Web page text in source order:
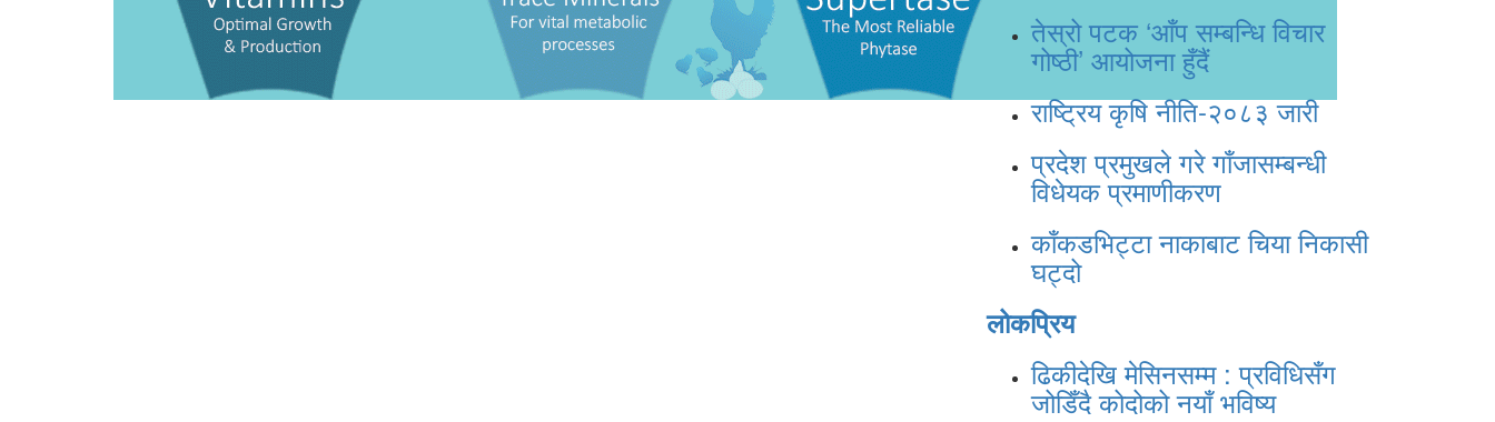
तेस्रो पटक ‘आँप सम्बन्धि विचार
गोष्ठी’ आयोजना हुँदैं
राष्ट्रिय कृषि नीति-२०८३ जारी
प्रदेश प्रमुखले गरे गाँजासम्बन्धी
विधेयक प्रमाणीकरण
काँकडभिट्टा नाकाबाट चिया निकासी
घट्दो
लोकप्रिय
ढिकीदेखि मेसिनसम्म : प्रविधिसँग
जोडिँदै कोदोको नयाँ भविष्य